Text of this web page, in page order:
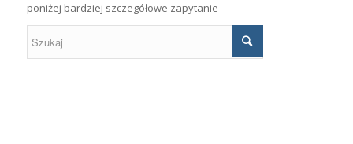
poniżej bardziej szczegółowe zapytanie